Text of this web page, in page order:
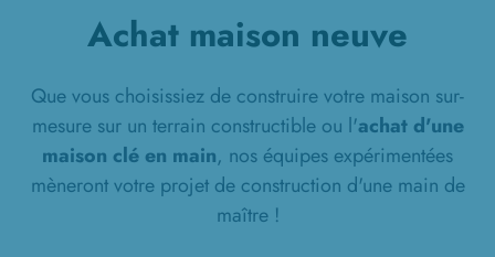
Achat maison neuve
Que vous choisissiez de construire votre maison sur-
mesure sur un terrain constructible ou l'achat d'une
maison clé en main, nos équipes expérimentées
mèneront votre projet de construction d'une main de
maître !